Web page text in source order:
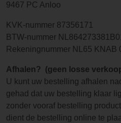
9467 PC Anloo
KVK-nummer 87356171
BTW-nummer
Rekeningnummer NL65 KNAB
Afhalen? (geen losse
U kunt uw bestelling afhalen
gehad dat uw bestelling klaar
zonder vooraf bestelling
dient de bestelling online te